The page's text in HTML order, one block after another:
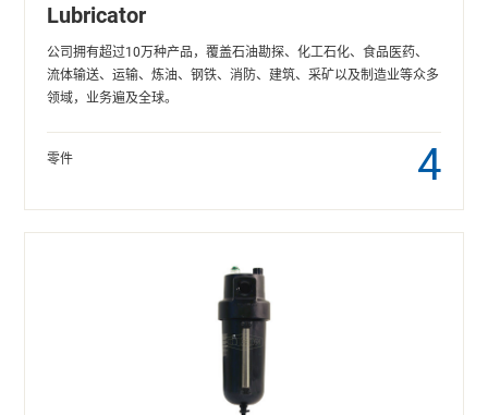
Lubricator
公司拥有超过10万种产品，覆盖石油勘探、化工石化、食品医药、
流体输送、运输、炼油、钢铁、消防、建筑、采矿以及制造业等众多
领域，业务遍及全球。
零件 4